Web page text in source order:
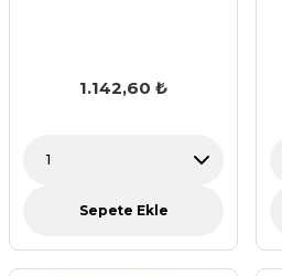
1.142,60 ₺
Sepete Ekle